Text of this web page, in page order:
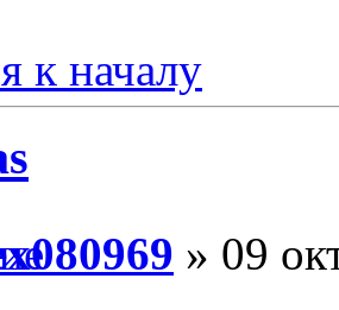
к началу
» 09